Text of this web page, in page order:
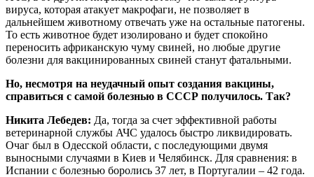
вируса, которая атакует макрофаги, не позволяет в
дальнейшем животному отвечать уже на остальные патогены.
То есть животное будет изолировано и будет спокойно
переносить африканскую чуму свиней, но любые другие
болезни для вакцинированных свиней станут фатальными.
Но, несмотря на неудачный опыт создания вакцины,
справиться с самой болезнью в СССР получилось. Так?
Никита Лебедев: Да, тогда за счет эффективной работы
ветеринарной службы АЧС удалось быстро ликвидировать.
Очаг был в Одесской области, с последующими двумя
выносными случаями в Киев и Челябинск. Для сравнения: в
Испании с болезнью боролись 37 лет, в Португалии – 42 года.